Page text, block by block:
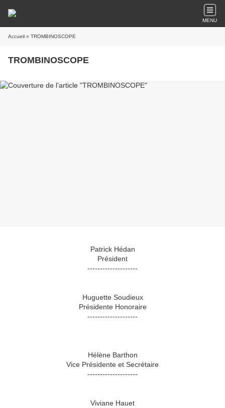
MENU
Accueil » TROMBINOSCOPE
TROMBINOSCOPE
Patrick Hédan
Président
--------------------
Huguette Soudieux
Présidente Honoraire
--------------------
Hélène Barthon
Vice Présidente et Secrétaire
--------------------
Viviane Hauet